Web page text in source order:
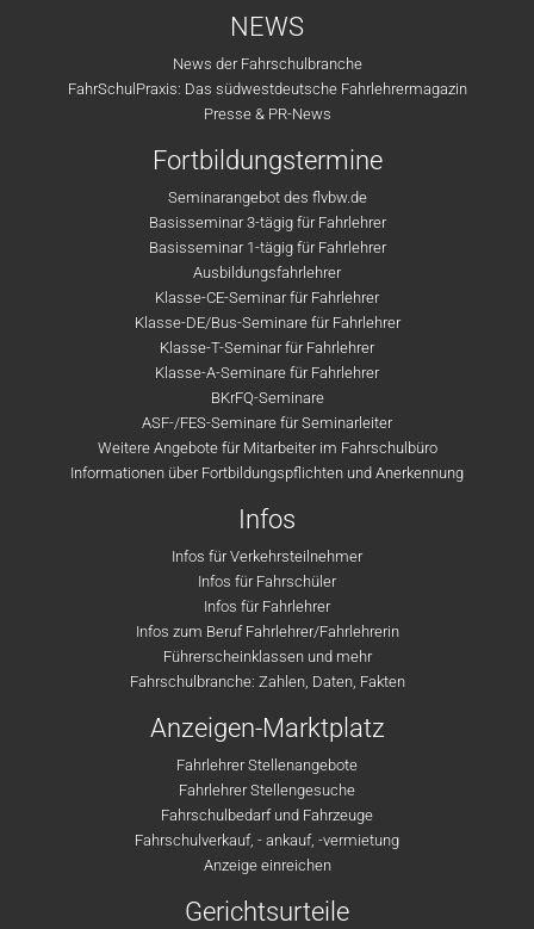
NEWS
News der Fahrschulbranche
FahrSchulPraxis: Das südwestdeutsche Fahrlehrermagazin
Presse & PR-News
Fortbildungstermine
Seminarangebot des flvbw.de
Basisseminar 3-tägig für Fahrlehrer
Basisseminar 1-tägig für Fahrlehrer
Ausbildungsfahrlehrer
Klasse-CE-Seminar für Fahrlehrer
Klasse-DE/Bus-Seminare für Fahrlehrer
Klasse-T-Seminar für Fahrlehrer
Klasse-A-Seminare für Fahrlehrer
BKrFQ-Seminare
ASF-/FES-Seminare für Seminarleiter
Weitere Angebote für Mitarbeiter im Fahrschulbüro
Informationen über Fortbildungspflichten und Anerkennung
Infos
Infos für Verkehrsteilnehmer
Infos für Fahrschüler
Infos für Fahrlehrer
Infos zum Beruf Fahrlehrer/Fahrlehrerin
Führerscheinklassen und mehr
Fahrschulbranche: Zahlen, Daten, Fakten
Anzeigen-Marktplatz
Fahrlehrer Stellenangebote
Fahrlehrer Stellengesuche
Fahrschulbedarf und Fahrzeuge
Fahrschulverkauf, - ankauf, -vermietung
Anzeige einreichen
Gerichtsurteile